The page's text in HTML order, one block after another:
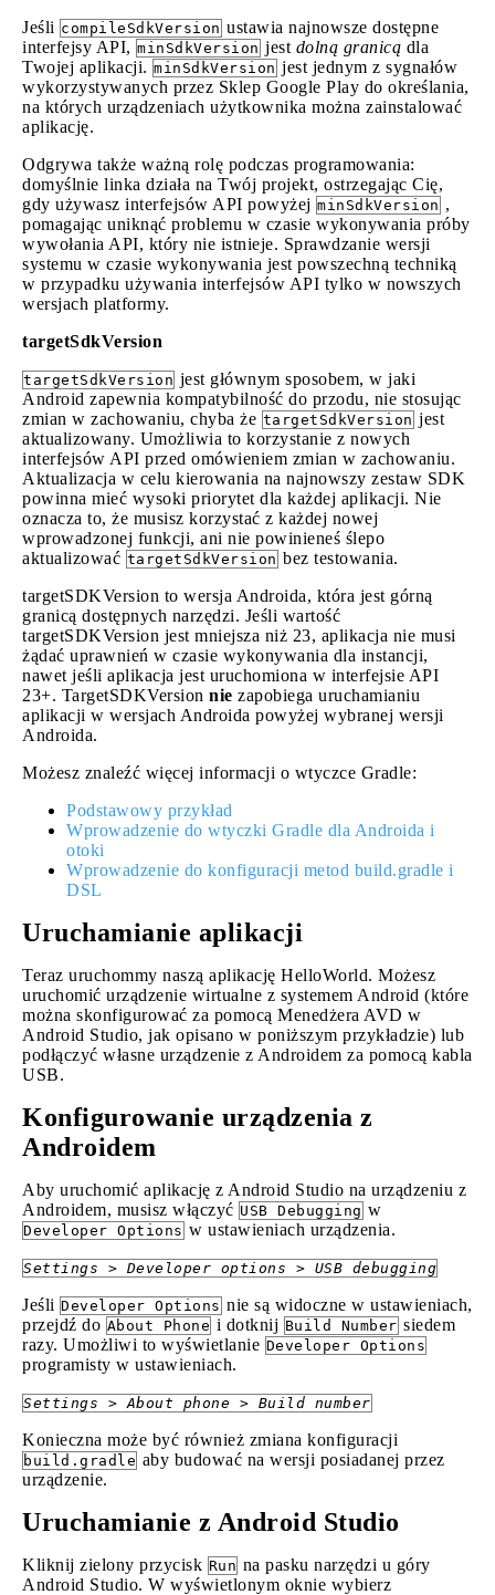
Jeśli compileSdkVersion ustawia najnowsze dostępne
interfejsy API, minSdkVersion jest dolną granicą dla
Twojej aplikacji. minSdkVersion jest jednym z sygnałów
wykorzystywanych przez Sklep Google Play do określania,
na których urządzeniach użytkownika można zainstalować
aplikację.
Odgrywa także ważną rolę podczas programowania:
domyślnie linka działa na Twój projekt, ostrzegając Cię,
gdy używasz interfejsów API powyżej minSdkVersion ,
pomagając uniknąć problemu w czasie wykonywania próby
wywołania API, który nie istnieje. Sprawdzanie wersji
systemu w czasie wykonywania jest powszechną techniką
w przypadku używania interfejsów API tylko w nowszych
wersjach platformy.
targetSdkVersion
targetSdkVersion jest głównym sposobem, w jaki
Android zapewnia kompatybilność do przodu, nie stosując
zmian w zachowaniu, chyba że targetSdkVersion jest
aktualizowany. Umożliwia to korzystanie z nowych
interfejsów API przed omówieniem zmian w zachowaniu.
Aktualizacja w celu kierowania na najnowszy zestaw SDK
powinna mieć wysoki priorytet dla każdej aplikacji. Nie
oznacza to, że musisz korzystać z każdej nowej
wprowadzonej funkcji, ani nie powinieneś ślepo
aktualizować targetSdkVersion bez testowania.
targetSDKVersion to wersja Androida, która jest górną
granicą dostępnych narzędzi. Jeśli wartość
targetSDKVersion jest mniejsza niż 23, aplikacja nie musi
żądać uprawnień w czasie wykonywania dla instancji,
nawet jeśli aplikacja jest uruchomiona w interfejsie API
23+. TargetSDKVersion nie zapobiega uruchamianiu
aplikacji w wersjach Androida powyżej wybranej wersji
Androida.
Możesz znaleźć więcej informacji o wtyczce Gradle:
Podstawowy przykład
Wprowadzenie do wtyczki Gradle dla Androida i
otoki
Wprowadzenie do konfiguracji metod build.gradle i
DSL
Uruchamianie aplikacji
Teraz uruchommy naszą aplikację HelloWorld. Możesz
uruchomić urządzenie wirtualne z systemem Android (które
można skonfigurować za pomocą Menedżera AVD w
Android Studio, jak opisano w poniższym przykładzie) lub
podłączyć własne urządzenie z Androidem za pomocą kabla
USB.
Konfigurowanie urządzenia z
Androidem
Aby uruchomić aplikację z Android Studio na urządzeniu z
Androidem, musisz włączyć USB Debugging w
Developer Options w ustawieniach urządzenia.
Settings > Developer options > USB debugging
Jeśli Developer Options nie są widoczne w ustawieniach,
przejdź do About Phone i dotknij Build Number siedem
razy. Umożliwi to wyświetlanie Developer Options
programisty w ustawieniach.
Settings > About phone > Build number
Konieczna może być również zmiana konfiguracji
build.gradle aby budować na wersji posiadanej przez
urządzenie.
Uruchamianie z Android Studio
Kliknij zielony przycisk Run na pasku narzędzi u góry
Android Studio. W wyświetlonym oknie wybierz